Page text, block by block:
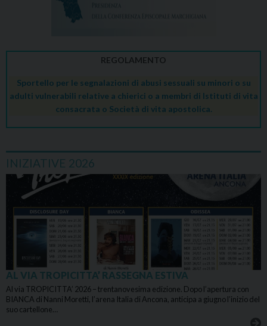
REGOLAMENTO
Sportello per le segnalazioni di abusi sessuali su minori o su
adulti vulnerabili relative a chierici o a membri di Istituti di vita
consacrata o Società di vita apostolica.
INIZIATIVE 2026
AL VIA TROPICITTA’ RASSEGNA ESTIVA
Al via TROPICITTA’ 2026 – trentanovesima edizione. Dopo l’apertura con
BIANCA di Nanni Moretti, l’arena Italia di Ancona, anticipa a giugno l’inizio del
suo cartellone…